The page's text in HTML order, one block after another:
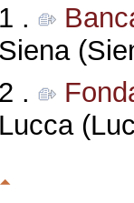
1 .
Siena
2 .
Lucca